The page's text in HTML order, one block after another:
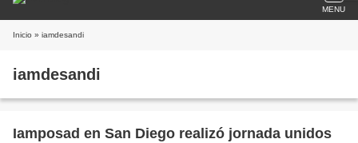
MENU
Inicio » iamdesandi
iamdesandi
Iamposad en San Diego realizó jornada unidos